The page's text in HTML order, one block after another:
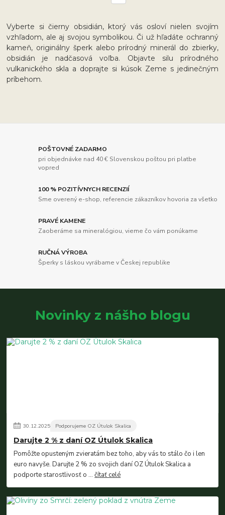
Vyberte si čierny obsidián, ktorý vás osloví nielen svojím
vzhľadom, ale aj svojou symbolikou. Či už hľadáte ochranný
kameň, originálny šperk alebo prírodný minerál do zbierky,
obsidián je nadčasová voľba. Objavte silu prírodného
vulkanického skla a doprajte si kúsok Zeme s jedinečným
príbehom.
POŠTOVNÉ ZADARMO
pri objednávke nad 40 € Slovenskou poštou pri platbe
vopred
100 % POZITÍVNYCH RECENZIÍ
Sme overený e-shop, referencie zákazníkov hovoria za všetko
PRAVÉ KAMENE
Zaoberáme sa mineralógiou, vieme čo vám ponúkame
RUČNÁ VÝROBA
Šperky s láskou vyrábame v Českej republike
Novinky z nášho blogu
30.12.2025 Podporujeme OZ Útulok Skalica
Darujte 2 % z daní OZ Útulok Skalica
Pomôžte opusteným zvieratám bez toho, aby vás to stálo čo i len
euro navyše. Darujte 2 % zo svojich daní OZ Útulok Skalica a
podporte starostlivosť o ...čítať celé